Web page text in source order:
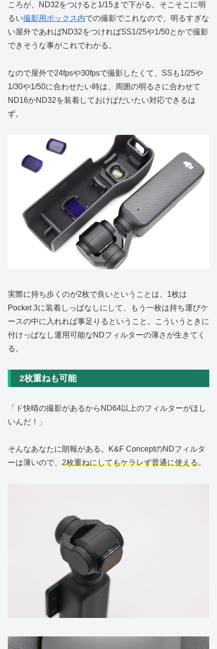
ころが、ND32をつけると1/15まで下がる。そこそこに明
るい撮影用ボックス内での撮影でこれなので、明るすぎな
い屋外であればND32をつければSS1/25や1/50とかで撮影
できそうな事がこれでわかる。
なので屋外で24fpsや30fpsで撮影したくて、SSも1/25や
1/30や1/50に合わせたい時は、周囲の明るさに合わせて
ND16かND32を装着しておけばだいたい対応できるは
ず。
実際に持ち歩くのが2枚で良いということは、1枚は
Pocket 3に装着しっぱなしにして、もう一枚は持ち運びケ
ースの中に入れれば事足りるということ。こういうときに
付けっぱなし運用可能なNDフィルターの薄さが生きてく
る。
2枚重ねも可能
「ド快晴の撮影があるからND64以上のフィルターがほし
いんだ！」
そんなあなたに朗報がある。K&F ConceptのNDフィルタ
ーは薄いので、 2枚重ねにしてもケラレず普通に使える。